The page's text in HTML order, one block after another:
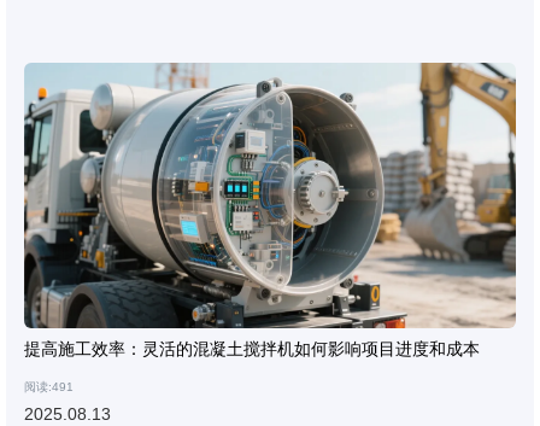
提高施工效率：灵活的混凝土搅拌机如何影响项目进度和成本
阅读:491
2025.08.13